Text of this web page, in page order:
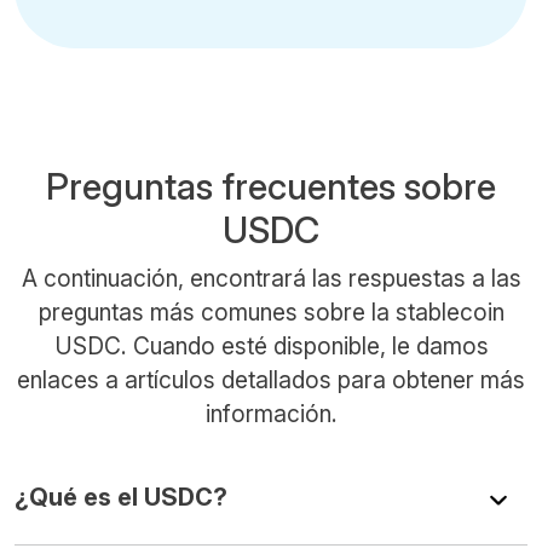
Preguntas frecuentes sobre
USDC
A continuación, encontrará las respuestas a las
preguntas más comunes sobre la stablecoin
USDC. Cuando esté disponible, le damos
enlaces a artículos detallados para obtener más
información.
¿Qué es el USDC?